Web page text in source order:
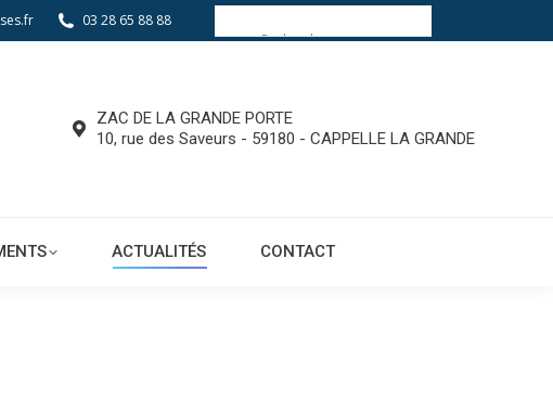
03 28 65 88 88
ZAC DE LA GRANDE PORTE
10, rue des Saveurs - 59180 - CAPPELLE LA GRANDE
ACTUALITÉS CONTACT